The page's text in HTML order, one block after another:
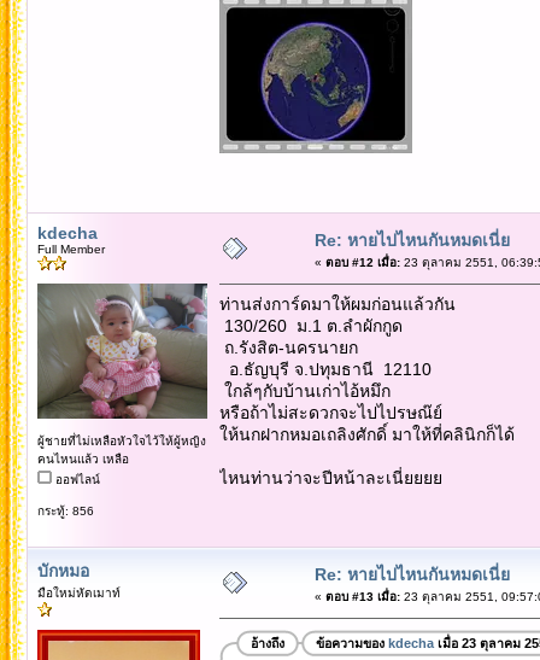
kdecha
Full Member
ผู้ชายที่ไม่เหลือหัวใจไว้ให้ผู้หญิง
คนไหนแล้ว เหลือ
ออฟไลน์
กระทู้: 856
Re: หายไปไหนกันหมดเนี่ย
« ตอบ #12 เมื่อ:23 ตุลาคม 2551,
ท่านส่งการ์ดมาให้ผมก่อนแล้วกัน
130/260 ม.1 ต.ลำผักกูด
ถ.รังสิต-นครนายก
อ.ธัญบุรี จ.ปทุมธานี 12110
ใกล้ๆกับบ้านเก่าไอ้หมึก
หรือถ้าไม่สะดวกจะไปไปรษณ๊ย์
ให้นกฝากหมอเถลิงศักดิ์ มาให้ที่คลินิกก็ได้
ไหนท่านว่าจะปีหน้าละเนี่ยยยย
บักหมอ
มือใหม่หัดเมาท์
Re: หายไปไหนกันหมดเนี่ย
« ตอบ #13 เมื่อ:23 ตุลาคม 2551,
อ้างถึง ข้อความของ kdechaเมื่อ 23 ตุลาคม